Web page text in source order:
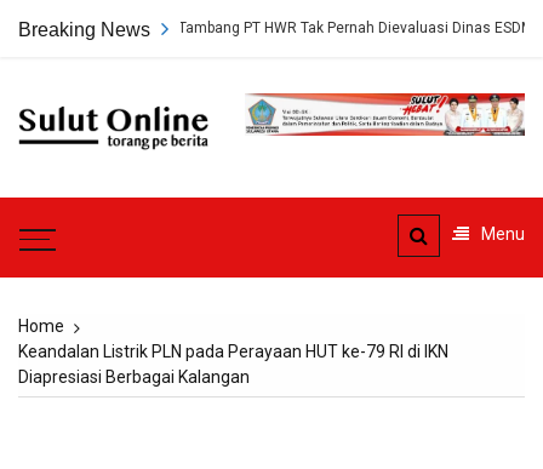
Breaking News
Persetujuan Tambang PT HWR Tak Pernah Dievaluasi Dinas ESDM
Sulut
Menu
Home
Keandalan Listrik PLN pada Perayaan HUT ke-79 RI di IKN
Diapresiasi Berbagai Kalangan